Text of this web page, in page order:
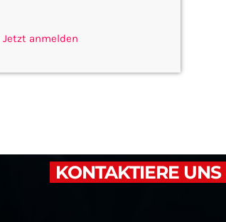
Jetzt anmelden
KONTAKTIERE UNS